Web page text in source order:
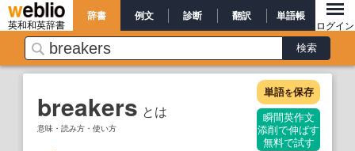
英和和英辞書
辞書 例文 診断 翻訳 単語帳
ログイン
breakers とは
意味・読み方・使い方
単語を保存
瞬間英作文
添削で伸ばす
無料で試す